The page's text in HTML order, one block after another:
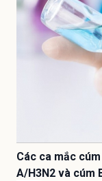
Các ca mắc
A/H3N2 và cúm